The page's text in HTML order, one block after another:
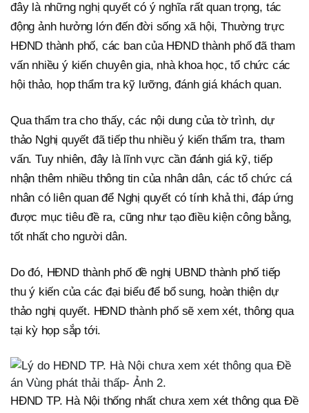
đây là những nghị quyết có ý nghĩa rất quan trọng, tác
động ảnh hưởng lớn đến đời sống xã hội, Thường trực
HĐND thành phố, các ban của HĐND thành phố đã tham
vấn nhiều ý kiến chuyên gia, nhà khoa học, tổ chức các
hội thảo, họp thẩm tra kỹ lưỡng, đánh giá khách quan.
Qua thẩm tra cho thấy, các nội dung của tờ trình, dự
thảo Nghị quyết đã tiếp thu nhiều ý kiến thẩm tra, tham
vấn. Tuy nhiên, đây là lĩnh vực cần đánh giá kỹ, tiếp
nhận thêm nhiều thông tin của nhân dân, các tổ chức cá
nhân có liên quan để Nghị quyết có tính khả thi, đáp ứng
được mục tiêu đề ra, cũng như tạo điều kiện công bằng,
tốt nhất cho người dân.
Do đó, HĐND thành phố đề nghị UBND thành phố tiếp
thu ý kiến của các đại biểu để bổ sung, hoàn thiện dự
thảo nghị quyết. HĐND thành phố sẽ xem xét, thông qua
tại kỳ họp sắp tới.
HĐND TP. Hà Nội thống nhất chưa xem xét thông qua Đề